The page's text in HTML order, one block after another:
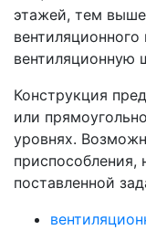
этажей, тем выше
вентиляционную
Конструкция
или
уровнях.
поставленной